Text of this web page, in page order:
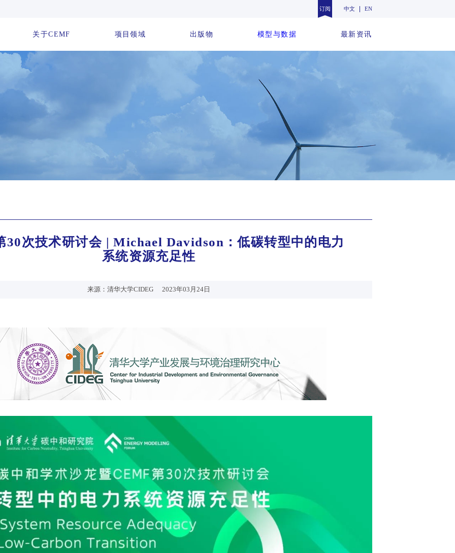
订阅 中文 EN
关于CEMF 项目领域 出版物 模型与数据 最新资讯
30次技术研讨会 | Michael Davidson：低碳转型中的电力
系统资源充足性
来源：清华大学CIDEG 2023年03月24日